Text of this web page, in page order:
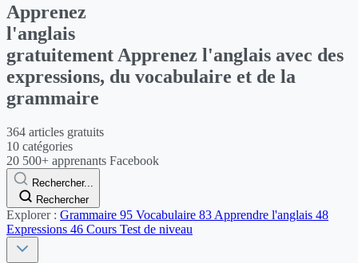
Apprenez
l'anglais
gratuitement Apprenez l'anglais avec des
expressions, du vocabulaire et de la
grammaire
364 articles gratuits
10 catégories
20 500+ apprenants Facebook
Rechercher...
Rechercher
Explorer : Grammaire 95 Vocabulaire 83 Apprendre l'anglais 48
Expressions 46 Cours Test de niveau